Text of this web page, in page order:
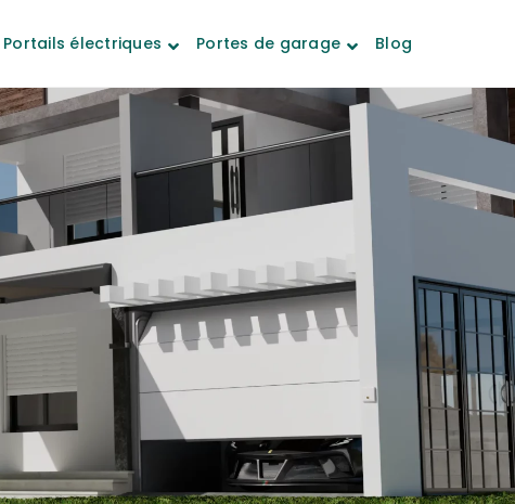
Portails électriques Portes de garage Blog